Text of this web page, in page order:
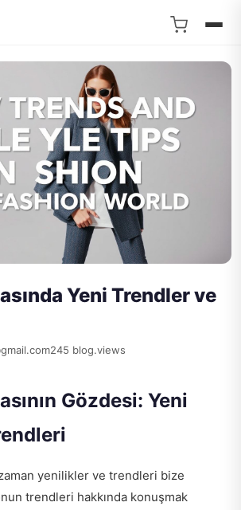
Yeni Trendler ve
245 blog.views
Gözdesi: Yeni
yenilikler ve trendleri bize
trendleri hakkında konuşmak